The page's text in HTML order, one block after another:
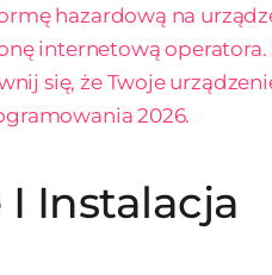
hazardową na
internetową
się, że Twoje
2026.
Instalacja